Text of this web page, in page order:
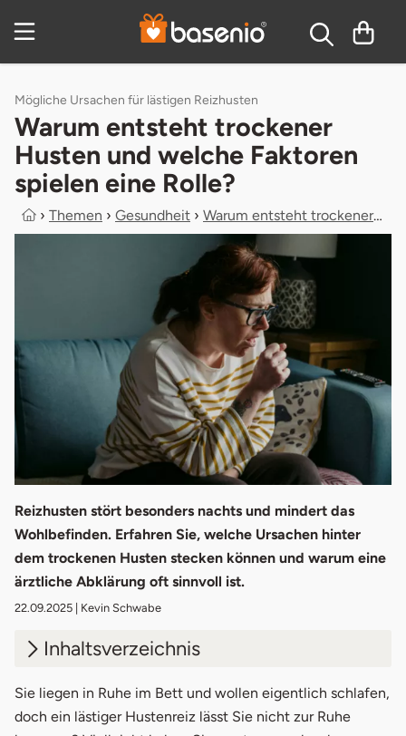
Inhaltsverzeichnis
Mögliche Ursachen für lästigen Reizhusten
Warum entsteht trockener
Husten und welche Faktoren
spielen eine Rolle?
› Themen › Gesundheit › Warum entsteht trockener Husten und...
Reizhusten stört besonders nachts und mindert das
Wohlbefinden. Erfahren Sie, welche Ursachen hinter
dem trockenen Husten stecken können und warum eine
ärztliche Abklärung oft sinnvoll ist.
22.09.2025 | Kevin Schwabe
Inhaltsverzeichnis
1. Husten und sein Nutzen
Woher kommt Reizhusten?
Sie liegen in Ruhe im Bett und wollen eigentlich schlafen,
doch ein lästiger Hustenreiz lässt Sie nicht zur Ruhe